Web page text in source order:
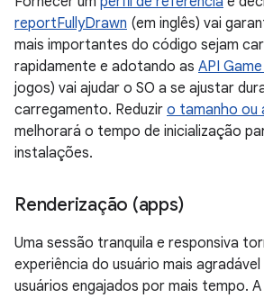
reportFullyDrawn (em inglês) vai
mais importantes do código sejam
rapidamente e adotando as API
jogos) vai ajudar o SO a se ajustar
carregamento. Reduzir o tamanho ou
melhorará o tempo de inicialização
instalações.
Renderização (apps)
Uma sessão tranquila e responsiva
experiência do usuário mais
usuários engajados por mais tempo.